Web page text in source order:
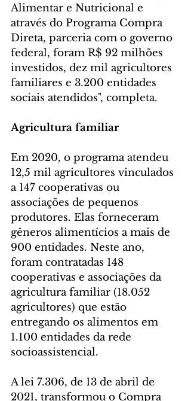
Alimentar e Nutricional e
através do Programa Compra
Direta, parceria com o governo
federal, foram R$ 92 milhões
investidos, dez mil agricultores
familiares e 3.200 entidades
sociais atendidos", completa.
Agricultura familiar
Em 2020, o programa atendeu
12,5 mil agricultores vinculados
a 147 cooperativas ou
associações de pequenos
produtores. Elas forneceram
gêneros alimentícios a mais de
900 entidades. Neste ano,
foram contratadas 148
cooperativas e associações da
agricultura familiar (18.052
agricultores) que estão
entregando os alimentos em
1.100 entidades da rede
socioassistencial.
A lei 7.306, de 13 de abril de
2021, transformou o Compra